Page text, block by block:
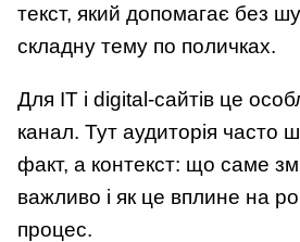
текст, який допомагає без
складну тему по поличках.
Для IT і digital-сайтів це
канал. Тут аудиторія часто
факт, а контекст: що саме
важливо і як це вплине на
процес.